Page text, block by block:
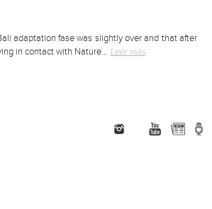
adaptation fase was slightly over and that after
in contact with Nature… Leer más